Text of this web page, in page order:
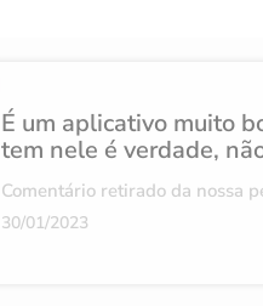
É um aplicativo muito
tem nele é verdade,
Comentário retirado da nossa
30/01/2023